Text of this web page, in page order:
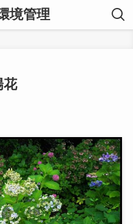
境管理
花